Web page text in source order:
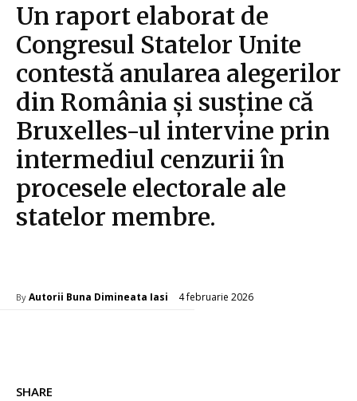
Un raport elaborat de
Congresul Statelor Unite
contestă anularea alegerilor
din România și susține că
Bruxelles-ul intervine prin
intermediul cenzurii în
procesele electorale ale
statelor membre.
By Autorii Buna Dimineata Iasi 4 februarie 2026
SHARE